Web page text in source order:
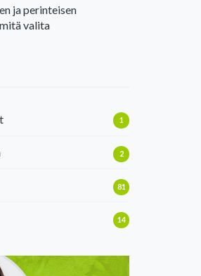
ja perinteisen
valita
1
2
81
14